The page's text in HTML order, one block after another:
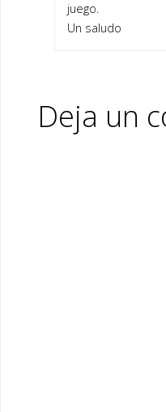
juego.
Un saludo
Deja un